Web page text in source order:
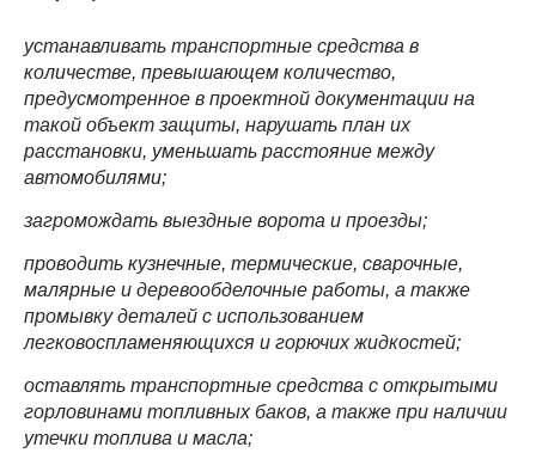
устанавливать транспортные средства в
количестве, превышающем количество,
предусмотренное в проектной документации на
такой объект защиты, нарушать план их
расстановки, уменьшать расстояние между
автомобилями;
загромождать выездные ворота и проезды;
проводить кузнечные, термические, сварочные,
малярные и деревообделочные работы, а также
промывку деталей с использованием
легковоспламеняющихся и горючих жидкостей;
оставлять транспортные средства с открытыми
горловинами топливных баков, а также при наличии
утечки топлива и масла;